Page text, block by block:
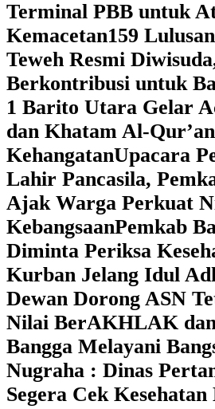
Terminal PBB untuk
Kemacetan159
Teweh Resmi
Berkontribusi untuk
1 Barito Utara Gelar
dan Khatam Al-
KehangatanUpacara
Lahir Pancasila,
Ajak Warga Perkuat
KebangsaanPemkab
Diminta Periksa
Kurban Jelang Idul
Dewan Dorong ASN
Nilai BerAKHLAK dan
Bangga Melayani
Nugraha : Dinas
Segera Cek Kesehatan